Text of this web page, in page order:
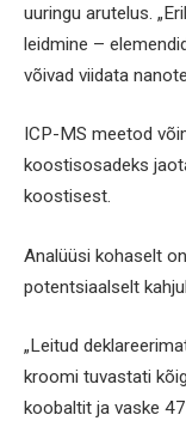
uuringu arutelus.
leidmine –
võivad viidata
ICP-MS meetod
koostisosadeks
koostisest.
Analüüsi kohaselt
potentsiaalselt
„Leitud
kroomi tuvastati
koobaltit ja vaske